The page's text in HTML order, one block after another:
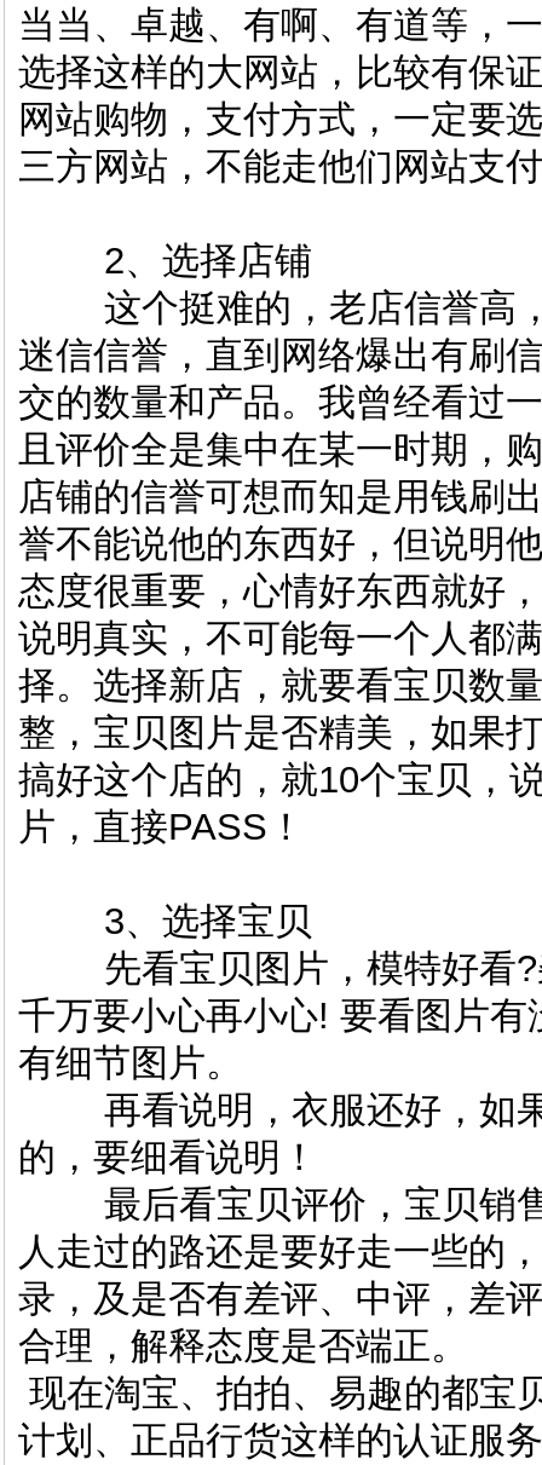
当当、卓越、有啊、有道等，
选择这样的大网站，比较有保
网站购物，支付方式，一定要
三方网站，不能走他们网站支
2、选择店铺
这个挺难的，老店信誉高，
迷信信誉，直到网络爆出有刷
交的数量和产品。我曾经看过
且评价全是集中在某一时期，
店铺的信誉可想而知是用钱刷
誉不能说他的东西好，但说明
态度很重要，心情好东西就好
说明真实，不可能每一个人都
择。选择新店，就要看宝贝数
整，宝贝图片是否精美，如果
搞好这个店的，就10个宝贝，
片，直接PASS！
3、选择宝贝
先看宝贝图片，模特好看?
千万要小心再小心! 要看图片
有细节图片。
再看说明，衣服还好，如果
的，要细看说明！
最后看宝贝评价，宝贝销售
人走过的路还是要好走一些的
录，及是否有差评、中评，差
合理，解释态度是否端正。
现在淘宝、拍拍、易趣的都宝
计划、正品行货这样的认证服